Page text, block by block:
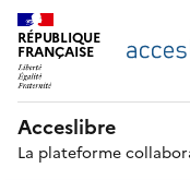
RÉPUBLIQUE
FRANÇAISE
Acceslibre
La plateforme